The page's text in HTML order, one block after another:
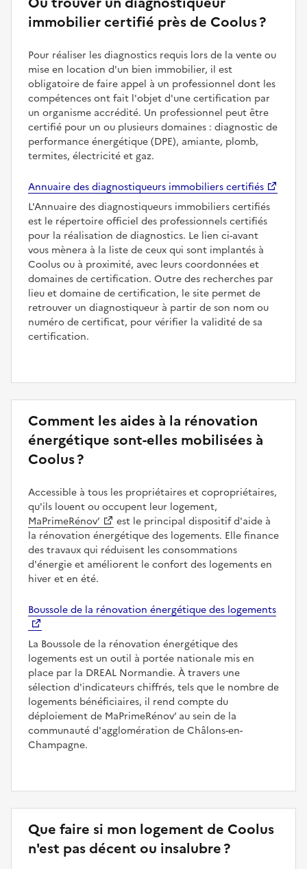
immobilier certifié près de Coolus ?
Pour réaliser les diagnostics requis lors de la vente ou
mise en location d'un bien immobilier, il est
obligatoire de faire appel à un professionnel dont les
compétences ont fait l'objet d'une certification par
un organisme accrédité. Un professionnel peut être
certifié pour un ou plusieurs domaines : diagnostic de
performance énergétique (DPE), amiante, plomb,
termites, électricité et gaz.
Annuaire des diagnostiqueurs immobiliers certifiés
L'Annuaire des diagnostiqueurs immobiliers certifiés
est le répertoire officiel des professionnels certifiés
pour la réalisation de diagnostics. Le lien ci-avant
vous mènera à la liste de ceux qui sont implantés à
Coolus ou à proximité, avec leurs coordonnées et
domaines de certification. Outre des recherches par
lieu et domaine de certification, le site permet de
retrouver un diagnostiqueur à partir de son nom ou
numéro de certificat, pour vérifier la validité de sa
certification.
Comment les aides à la rénovation
énergétique sont-elles mobilisées à
Coolus ?
Accessible à tous les propriétaires et copropriétaires,
qu'ils louent ou occupent leur logement,
MaPrimeRénov’
est le principal dispositif d'aide à
la rénovation énergétique des logements. Elle finance
des travaux qui réduisent les consommations
d'énergie et améliorent le confort des logements en
hiver et en été.
Boussole de la rénovation énergétique des logements
La Boussole de la rénovation énergétique des
logements est un outil à portée nationale mis en
place par la DREAL Normandie. À travers une
sélection d'indicateurs chiffrés, tels que le nombre de
logements bénéficiaires, il rend compte du
déploiement de MaPrimeRénov’ au sein de la
communauté d'agglomération de Châlons-en-
Champagne.
Que faire si mon logement de Coolus
n'est pas décent ou insalubre ?